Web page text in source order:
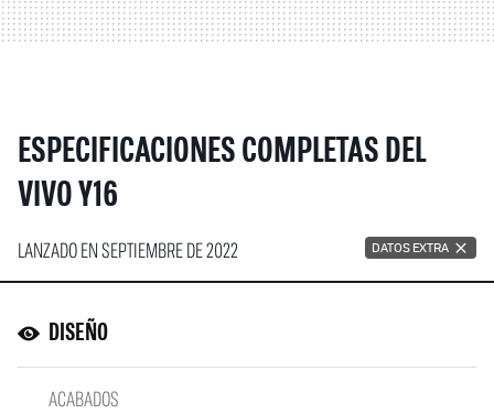
ESPECIFICACIONES COMPLETAS DEL
VIVO Y16
LANZADO EN SEPTIEMBRE DE 2022 DATOS EXTRA
DISEÑO
ACABADOS